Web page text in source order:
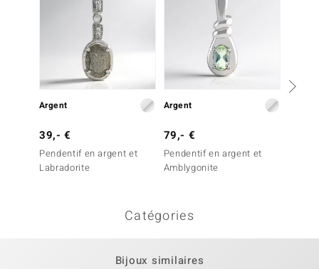
Argent
39,- €
Pendentif en argent et
Labradorite
Argent
79,- €
Pendentif en argent et
Amblygonite
Catégories
Bijoux similaires